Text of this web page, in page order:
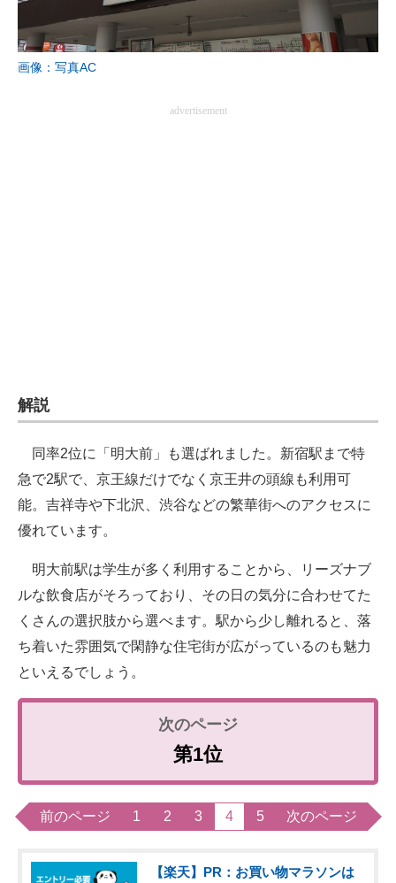
画像：写真AC
advertisement
解説
同率2位に「明大前」も選ばれました。新宿駅まで特
急で2駅で、京王線だけでなく京王井の頭線も利用可
能。吉祥寺や下北沢、渋谷などの繁華街へのアクセスに
優れています。
明大前駅は学生が多く利用することから、リーズナブ
ルな飲食店がそろっており、その日の気分に合わせてた
くさんの選択肢から選べます。駅から少し離れると、落
ち着いた雰囲気で閑静な住宅街が広がっているのも魅力
といえるでしょう。
第1位
前のページ 1 2 3 4 5 次のページ
【楽天】PR：お買い物マラソンは